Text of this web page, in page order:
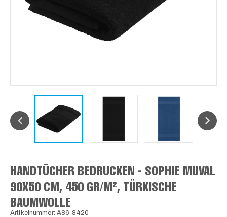
HANDTÜCHER BEDRUCKEN - SOPHIE MUVAL
90X50 CM, 450 GR/M², TÜRKISCHE
BAUMWOLLE
Artikelnummer: A86-8420